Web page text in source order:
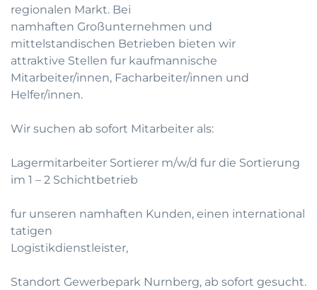
regionalen Markt. Bei
namhaften Großunternehmen und
mittelstandischen Betrieben bieten wir
attraktive Stellen fur kaufmannische
Mitarbeiter/innen, Facharbeiter/innen und
Helfer/innen.
Wir suchen ab sofort Mitarbeiter als:
Lagermitarbeiter Sortierer m/w/d fur die Sortierung
im 1 – 2 Schichtbetrieb
fur unseren namhaften Kunden, einen international
tatigen
Logistikdienstleister,
Standort Gewerbepark Nurnberg, ab sofort gesucht.